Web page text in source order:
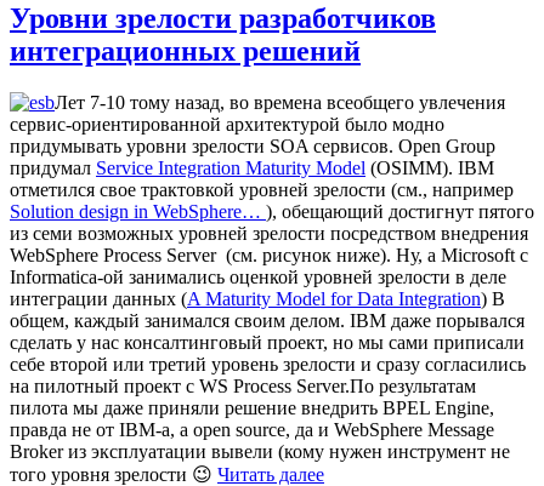
Уровни зрелости разработчиков
интеграционных решений
Лет 7-10 тому назад, во времена всеобщего увлечения
сервис-ориентированной архитектурой было модно
придумывать уровни зрелости SOA сервисов. Open Group
придумал Service Integration Maturity Model (OSIMM). IBM
отметился свое трактовкой уровней зрелости (см., например
Solution design in WebSphere… ), обещающий достигнут пятого
из семи возможных уровней зрелости посредством внедрения
WebSphere Process Server (см. рисунок ниже). Ну, а Microsoft c
Informatica-ой занимались оценкой уровней зрелости в деле
интеграции данных (A Maturity Model for Data Integration) В
общем, каждый занимался своим делом. IBM даже порывался
сделать у нас консалтинговый проект, но мы сами приписали
себе второй или третий уровень зрелости и сразу согласились
на пилотный проект с WS Process Server.По результатам
пилота мы даже приняли решение внедрить BPEL Engine,
правда не от IBM-а, а open source, да и WebSphere Message
Broker из эксплуатации вывели (кому нужен инструмент не
того уровня зрелости 😉 Читать далееУровни